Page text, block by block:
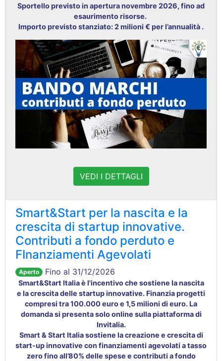
Sportello previsto in apertura novembre 2026, fino ad
esaurimento risorse.
Importo previsto stanziato: 2 milioni € per l’annualità .
VEDI I DETTAGLI
Smart&Start per la nascita e la
crescita di startup innovative.
Contributi a fondo perduto e
FInanziamenti Agevolati
Aperto Fino al 31/12/2026
Smart&Start Italia è l'incentivo che sostiene la nascita
e la crescita delle startup innovative. Finanzia progetti
compresi tra 100.000 euro e 1,5 milioni di euro. La
domanda si presenta solo online sulla piattaforma di
Invitalia.
Smart & Start Italia sostiene la creazione e crescita di
start-up innovative con finanziamenti agevolati a tasso
zero fino all’80% delle spese e contributi a fondo